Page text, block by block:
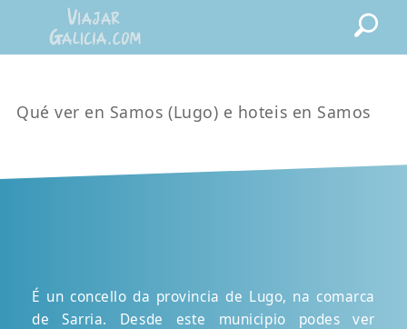
Qué ver en Samos (Lugo) e hoteis en Samos
É un concello da provincia de Lugo, na comarca
de Sarria. Desde este municipio podes ver